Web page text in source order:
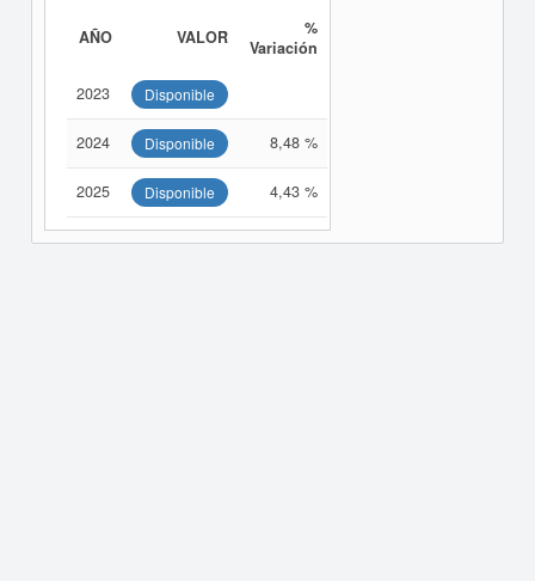
AÑO VALOR
%
Variación
2023 Disponible
2024 Disponible 8,48 %
2025 Disponible 4,43 %